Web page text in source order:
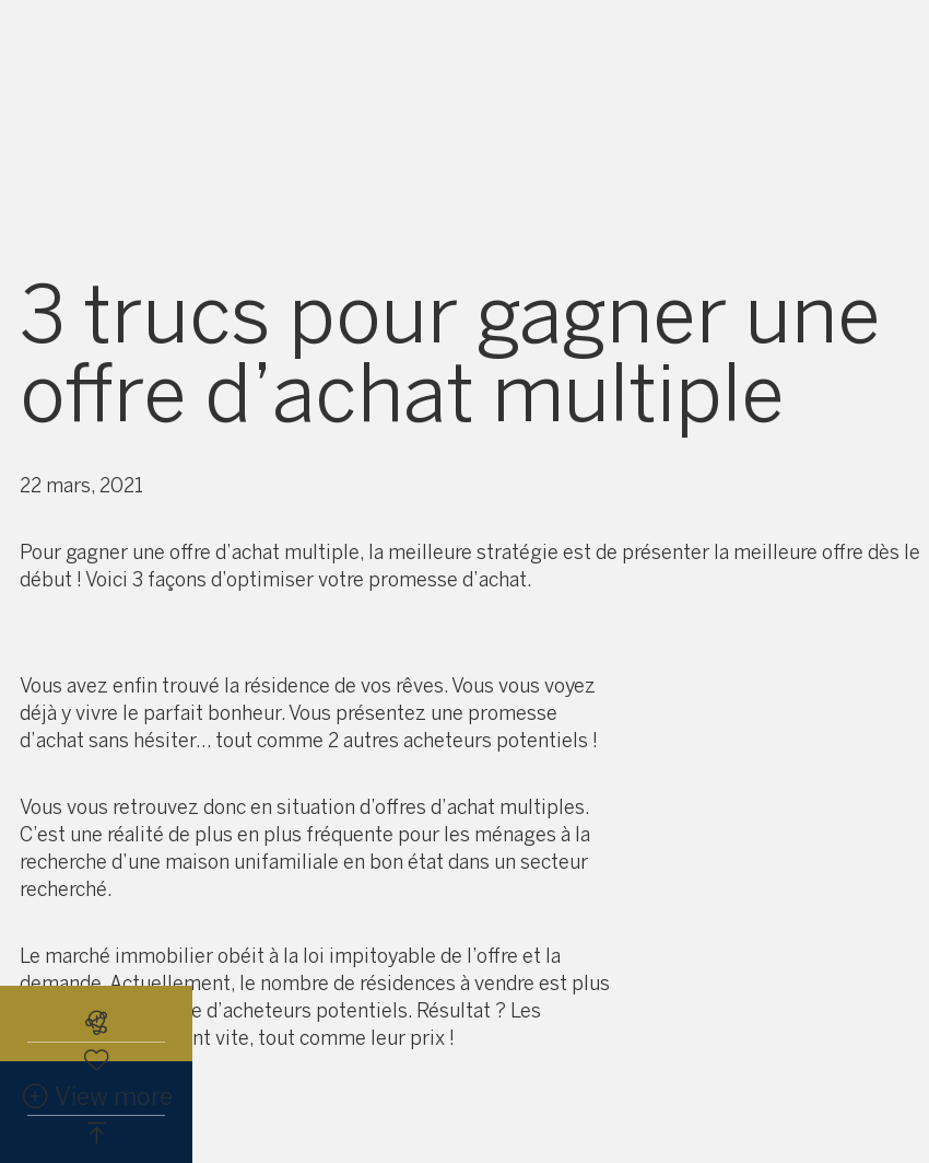
3 trucs pour gagner une
offre d’achat multiple
22 mars, 2021
Pour gagner une offre d’achat multiple, la meilleure stratégie est de présenter la meilleure offre dès le
début ! Voici 3 façons d’optimiser votre promesse d’achat.
Vous avez enfin trouvé la résidence de vos rêves. Vous vous voyez
déjà y vivre le parfait bonheur. Vous présentez une promesse
d’achat sans hésiter… tout comme 2 autres acheteurs potentiels !
Vous vous retrouvez donc en situation d’offres d’achat multiples.
C’est une réalité de plus en plus fréquente pour les ménages à la
recherche d’une maison unifamiliale en bon état dans un secteur
recherché.
Le marché immobilier obéit à la loi impitoyable de l’offre et la
demande. Actuellement, le nombre de résidences à vendre est plus
faible que le nombre d’acheteurs potentiels. Résultat ? Les
propriétés s’envolent vite, tout comme leur prix !
Abonnez-vous à l'alerte immobilière
View more